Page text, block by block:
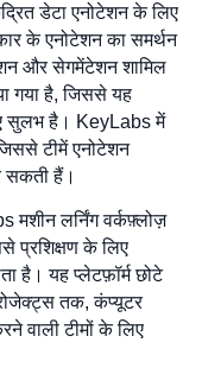
डेटा एनोटेशन के लिए
के एनोटेशन का समर्थन
और सेगमेंटेशन शामिल
गया है, जिससे यह
सुलभ है। KeyLabs में
टीमें एनोटेशन
सकती हैं।
लर्निंग वर्कफ़्लोज़
प्रशिक्षण के लिए
है। यह प्लेटफ़ॉर्म छोटे
तक, कंप्यूटर
वाली टीमों के लिए